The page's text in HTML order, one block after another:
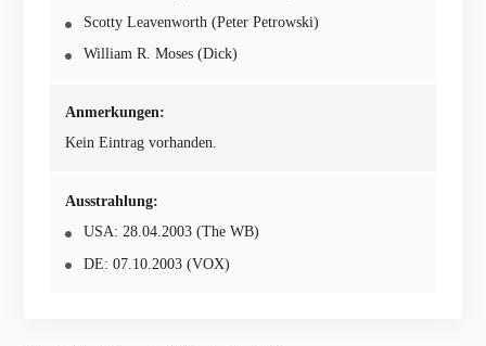
Scotty Leavenworth (Peter Petrowski)
William R. Moses (Dick)
Anmerkungen:
Kein Eintrag vorhanden.
Ausstrahlung:
USA: 28.04.2003 (The WB)
DE: 07.10.2003 (VOX)